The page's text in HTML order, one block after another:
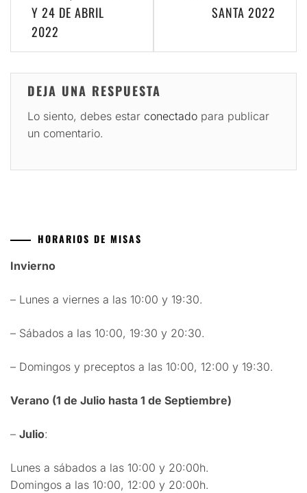
entradas
Y 24 DE ABRIL
2022
SANTA 2022
DEJA UNA RESPUESTA
Lo siento, debes estar conectado para publicar
un comentario.
HORARIOS DE MISAS
Invierno
– Lunes a viernes a las 10:00 y 19:30.
– Sábados a las 10:00, 19:30 y 20:30.
– Domingos y preceptos a las 10:00, 12:00 y 19:30.
Verano (1 de Julio hasta 1 de Septiembre)
– Julio:
Lunes a sábados a las 10:00 y 20:00h.
Domingos a las 10:00, 12:00 y 20:00h.